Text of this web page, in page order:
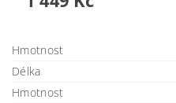
Hmotnost
Délka
Hmotnost